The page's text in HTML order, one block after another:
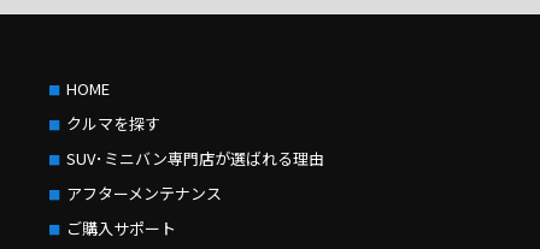
HOME
クルマを探す
SUV･ミニバン専門店が選ばれる理由
アフターメンテナンス
ご購入サポート